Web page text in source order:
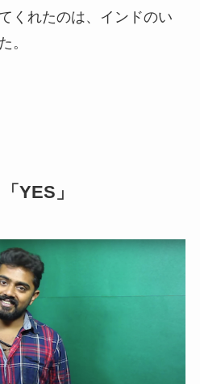
くれたのは、インドのい
。
YES」